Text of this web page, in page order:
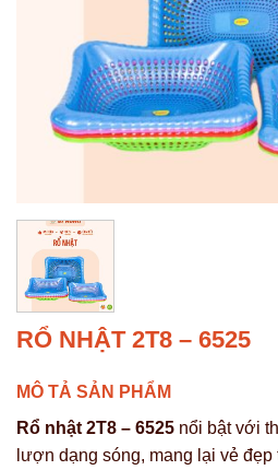
RỔ NHẬT 2T8 – 6525
MÔ TẢ SẢN PHẨM
Rổ nhật 2T8 – 6525 nổi bật với
lượn dạng sóng, mang lại vẻ